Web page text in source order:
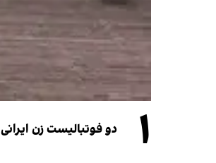
۱ دو فوتبالیست زن ایرانی ۵ ماه پس از پناهندگی، شهروند استرالیا شدند